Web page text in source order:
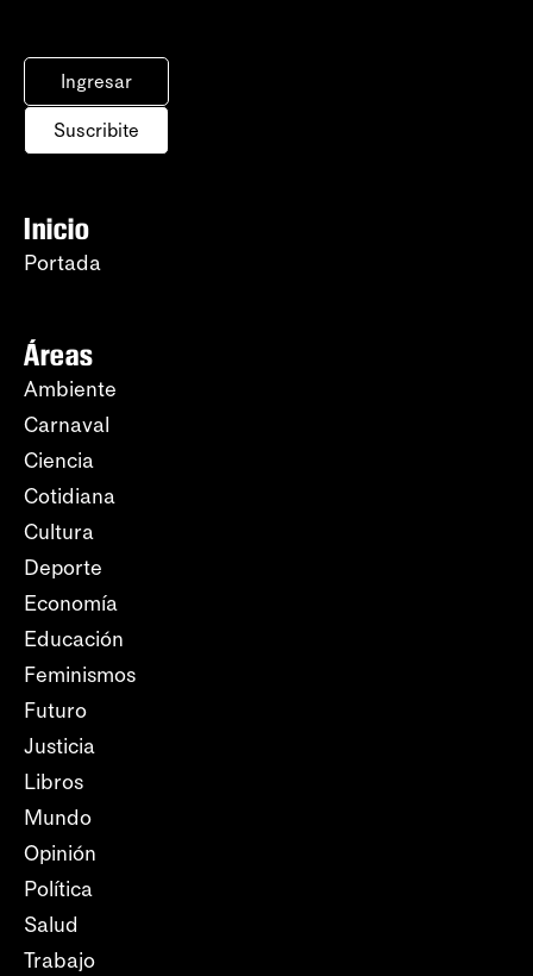
Ingresar
Suscribite
Inicio
Portada
Áreas
Ambiente
Carnaval
Ciencia
Cotidiana
Cultura
Deporte
Economía
Educación
Feminismos
Futuro
Justicia
Libros
Mundo
Opinión
Política
Salud
Trabajo